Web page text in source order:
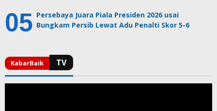
Persebaya Juara Piala Presiden 2026 usai
Bungkam Persib Lewat Adu Penalti Skor 5-6